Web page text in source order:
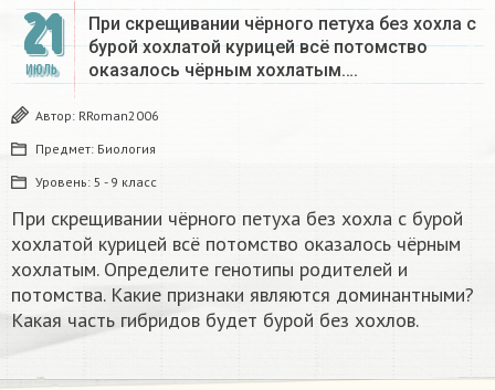
21
ИЮЛЬ
При скрещивании чёрного петуха без хохла с
бурой хохлатой курицей всё потомство
оказалось чёрным хохлатым….
Автор: RRoman2006
Предмет: Биология
Уровень: 5 - 9 класс
При скрещивании чёрного петуха без хохла с бурой
хохлатой курицей всё потомство оказалось чёрным
хохлатым. Определите генотипы родителей и
потомства. Какие признаки являются доминантными?
Какая часть гибридов будет бурой без хохлов.